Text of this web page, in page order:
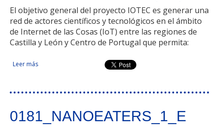
El objetivo general del proyecto IOTEC es generar una
red de actores científicos y tecnológicos en el ámbito
de Internet de las Cosas (IoT) entre las regiones de
Castilla y León y Centro de Portugal que permita:
Leer más sobre Desarrollo de Capacidades Tecnológicas en torno a la
Aplicación Industrial de Internet de las Cosas (IoT)
0181_NANOEATERS_1_E